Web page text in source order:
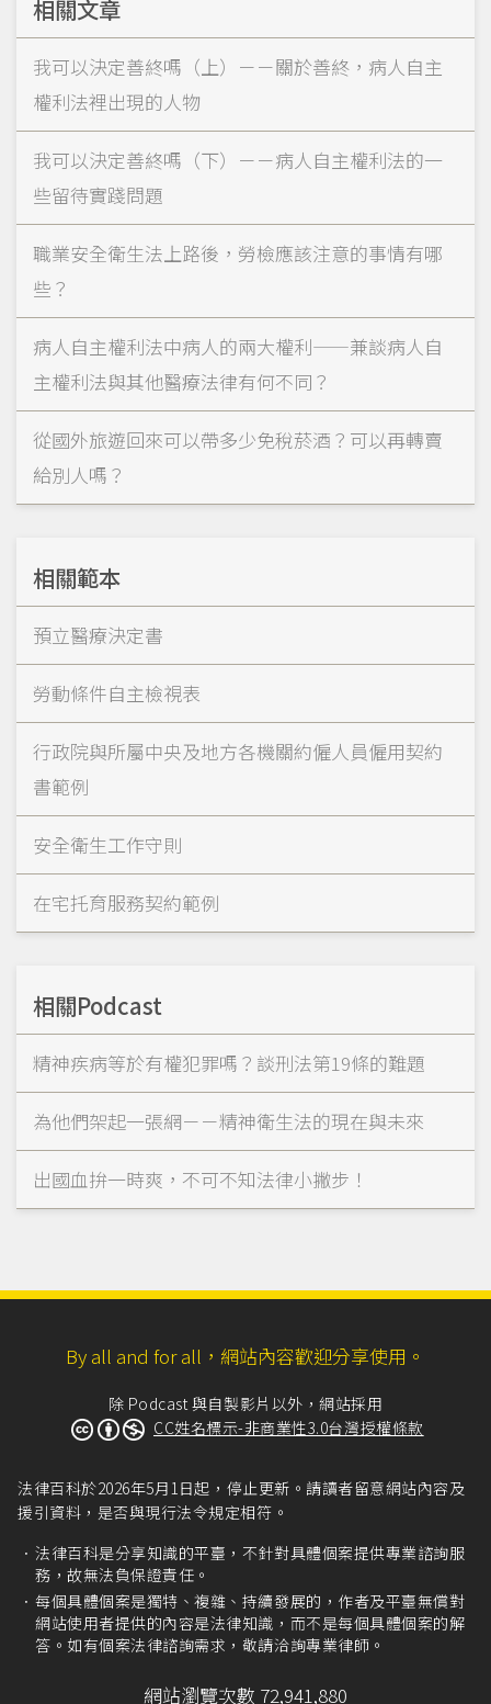
相關文章
我可以決定善終嗎（上）－－關於善終，病人自主
權利法裡出現的人物
我可以決定善終嗎（下）－－病人自主權利法的一
些留待實踐問題
職業安全衛生法上路後，勞檢應該注意的事情有哪
些？
病人自主權利法中病人的兩大權利——兼談病人自
主權利法與其他醫療法律有何不同？
從國外旅遊回來可以帶多少免稅菸酒？可以再轉賣
給別人嗎？
相關範本
預立醫療決定書
勞動條件自主檢視表
行政院與所屬中央及地方各機關約僱人員僱用契約
書範例
安全衛生工作守則
在宅托育服務契約範例
相關Podcast
精神疾病等於有權犯罪嗎？談刑法第19條的難題
為他們架起一張網－－精神衛生法的現在與未來
出國血拚一時爽，不可不知法律小撇步！
By all and for all，網站內容歡迎分享使用。
除 Podcast 與自製影片以外，網站採用
CC姓名標示-非商業性3.0台灣授權條款
法律百科於2026年5月1日起，停止更新。請讀者留意網站內容及
援引資料，是否與現行法令規定相符。
法律百科是分享知識的平臺，不針對具體個案提供專業諮詢服
務，故無法負保證責任。
每個具體個案是獨特、複雜、持續發展的，作者及平臺無償對
網站使用者提供的內容是法律知識，而不是每個具體個案的解
答。如有個案法律諮詢需求，敬請洽詢專業律師。
網站瀏覽次數 72,941,880